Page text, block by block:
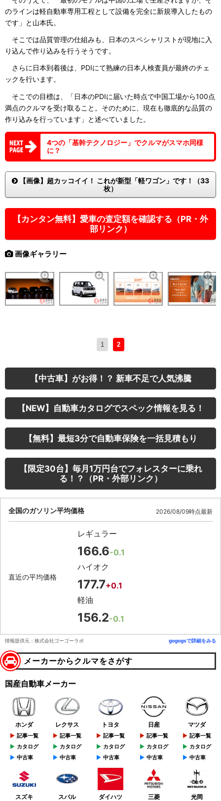
のラインは軽自動車専用工程として設備を完全に新規導入したもの
です」と山本氏。
そこでは品質管理の仕組みも、日本のスペシャリストが現地に入
り込んで作り込みを行うそうです。
さらに日本到着後は、PDIにて熟練の日本人検査員が最終のチェ
ックを行います。
そこでの目標は、「日本のPDIに届いた時点で中国工場から100点
満点のクルマを受け取ること。そのために、現在も徹底的な品質の
作り込みを行っています」と述べていました。
4つの「基幹テクノロジー」でクルマがスマホ同様
に？
【画像】超カッコイイ！ これが新型「軽ワゴン」です！（33
枚）
【カンタン無料】愛車の査定額を確認する（PR・外
部リンク）
画像ギャラリー
1 2
【中古車】がお得！？ 新車不足で人気沸騰
【NEW】自動車カタログでスペック情報を見る！
【無料】最短3分で自動車保険を一括見積もり
【限定30台】毎月1万円台でフォレスターに乗れ
る！？（PR・外部リンク）
全国のガソリン平均価格 2026/08/09時点最新
直近の平均価格
レギュラー
166.6-0.1
ハイオク
177.7+0.1
軽油
156.2-0.1
情報提供元：株式会社ゴーゴーラボ gogogsで詳細をみる
メーカーからクルマをさがす
国産自動車メーカー
ホンダ
記事一覧
カタログ
中古車
レクサス
記事一覧
カタログ
中古車
トヨタ
記事一覧
カタログ
中古車
日産
記事一覧
カタログ
中古車
マツダ
記事一覧
カタログ
中古車
スズキ スバル ダイハツ 三菱 光岡